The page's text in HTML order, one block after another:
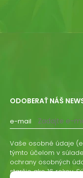
ODOBERAŤ NÁŠ
e-mail
Vaše osobné údaje
týmto účelom v
ochrany osobných
staršie ako 16 rokov.